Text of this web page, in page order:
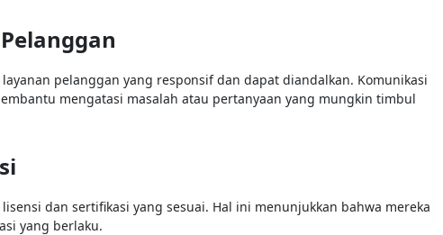
pelanggan yang responsif dan dapat diandalkan. Komunikasi
mengatasi masalah atau pertanyaan yang mungkin timbul
dan sertifikasi yang sesuai. Hal ini menunjukkan bahwa mereka
yang berlaku.